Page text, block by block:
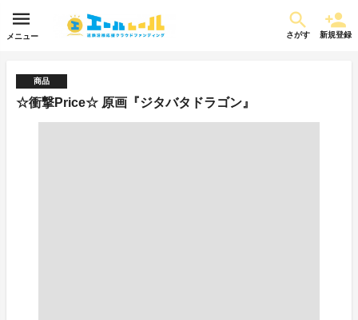
メニュー さがす 新規登録
商品
☆衝撃Price☆ 原画『ジタバタドラゴン』